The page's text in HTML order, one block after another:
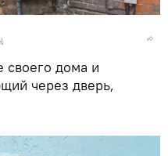
своего дома и
через дверь,